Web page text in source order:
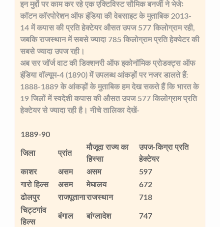
इन मुद्दों पर काम कर रहे एक एक्टिविस्ट सौमिक बनर्जी ने भेजेः
कॉटन कॉरपोरेशन ऑफ इंडिया की वेबसाइट के मुताबिक 2013-
14 में कपास की प्रति हेक्टेयर औसत उपज 577 किलोग्राम रही,
जबकि राजस्थान में सबसे ज्यादा 785 किलोग्राम प्रति हेक्येटर की
सबसे ज्यादा उपज रही।
अब सर जॉर्ज वाट की डिक्शनरी ऑफ इकोनॉमिक प्रोडक्ट्स ऑफ
इंडिया वॉल्यूम-4 (1890) में उपलब्ध आंकड़ों पर नजर डालते हैं:
1888-1889 के आंकड़ों के मुताबिक हम देख सकते हैं कि भारत के
19 जिलों में स्वदेशी कपास की औसत उपज 577 किलोग्राम प्रति
हेक्टेयर से ज्यादा रही है। नीचे तालिका देखें-
1889-90
जिला प्रांत
मौजूदा राज्य का
हिस्सा
उपज-किग्रा प्रति
हेक्टेयर
काशर
असम असम
597
गारो हिल्स
असम मेघालय
672
ढोलपुर
राजपूतानाराजस्थान
718
चिट्टगांव
हिल्स
बंगाल बांग्लादेश 747